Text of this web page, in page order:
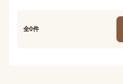
全0件